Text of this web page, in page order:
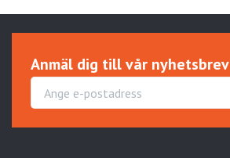
Anmäl dig till vår nyhetsbrev